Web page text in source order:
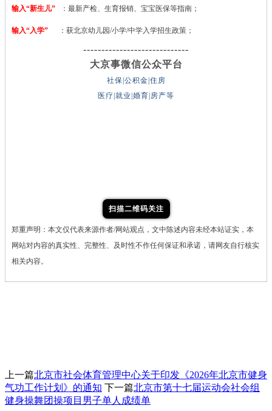
输入“新生儿” ：最新产检、生育报销、宝宝医保等指南；
输入“入学” ：获北京幼儿园/小学/中学入学招生政策；
-----------------------------
大京事微信公众平台
社保|公积金|住房
医疗|就业|婚育|房产等
扫描二维码关注
郑重声明：本文仅代表来源作者/网站观点，文中陈述内容未经本站证实，本
网站对内容的真实性、完整性、及时性不作任何保证和承诺，请网友自行核实
相关内容。
上一篇北京市社会体育管理中心关于印发《2026年北京市健身
气功工作计划》的通知 下一篇北京市第十七届运动会社会组
健身操舞团操项目男子单人成绩单